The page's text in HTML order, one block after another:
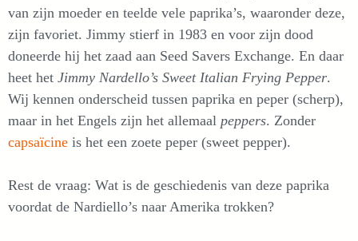
van zijn moeder en teelde vele paprika’s, waaronder deze,
zijn favoriet. Jimmy stierf in 1983 en voor zijn dood
doneerde hij het zaad aan Seed Savers Exchange. En daar
heet het Jimmy Nardello’s Sweet Italian Frying Pepper.
Wij kennen onderscheid tussen paprika en peper (scherp),
maar in het Engels zijn het allemaal peppers. Zonder
capsaïcine is het een zoete peper (sweet pepper).
Rest de vraag: Wat is de geschiedenis van deze paprika
voordat de Nardiello’s naar Amerika trokken?